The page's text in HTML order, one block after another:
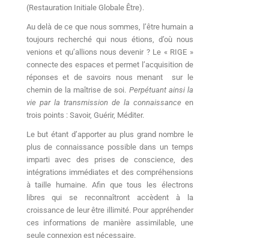
(Restauration Initiale Globale Être).
Au delà de ce que nous sommes, l’être humain a
toujours recherché qui nous étions, d’où nous
venions et qu’allions nous devenir ? Le « RIGE »
connecte des espaces et permet l’acquisition de
réponses et de savoirs nous menant sur le
chemin de la maîtrise de soi. Perpétuant ainsi la
vie par la transmission de la connaissance en
trois points : Savoir, Guérir, Méditer.
Le but étant d’apporter au plus grand nombre le
plus de connaissance possible dans un temps
imparti avec des prises de conscience, des
intégrations immédiates et des compréhensions
à taille humaine. Afin que tous les électrons
libres qui se reconnaîtront accèdent à la
croissance de leur être illimité. Pour appréhender
ces informations de manière assimilable, une
seule connexion est nécessaire.